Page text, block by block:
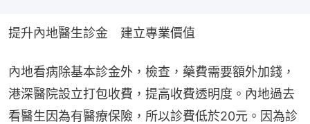
提升內地醫生診金　建立專業價值
內地看病除基本診金外，檢查，藥費需要額外加錢，
港深醫院設立打包收費，提高收費透明度。內地過去
看醫生因為有醫療保險，所以診費低於20元。因為診